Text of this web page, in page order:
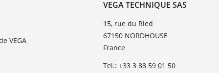
VEGA
VEGA TECHNIQUE SAS
15, rue du Ried
67150 NORDHOUSE
France
Tel.: +33 3 88 59 01 50